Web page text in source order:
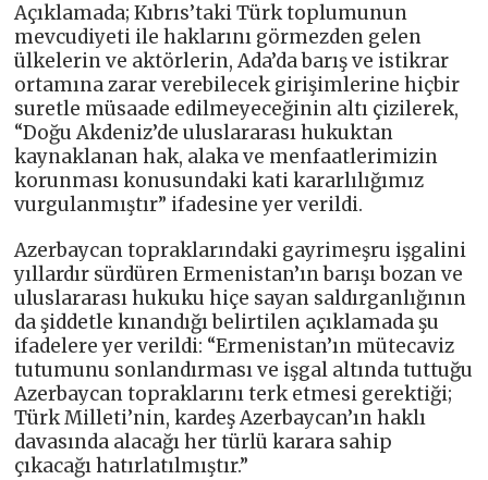
Açıklamada; Kıbrıs’taki Türk toplumunun
mevcudiyeti ile haklarını görmezden gelen
ülkelerin ve aktörlerin, Ada’da barış ve istikrar
ortamına zarar verebilecek girişimlerine hiçbir
suretle müsaade edilmeyeceğinin altı çizilerek,
“Doğu Akdeniz’de uluslararası hukuktan
kaynaklanan hak, alaka ve menfaatlerimizin
korunması konusundaki kati kararlılığımız
vurgulanmıştır” ifadesine yer verildi.
Azerbaycan topraklarındaki gayrimeşru işgalini
yıllardır sürdüren Ermenistan’ın barışı bozan ve
uluslararası hukuku hiçe sayan saldırganlığının
da şiddetle kınandığı belirtilen açıklamada şu
ifadelere yer verildi: “Ermenistan’ın mütecaviz
tutumunu sonlandırması ve işgal altında tuttuğu
Azerbaycan topraklarını terk etmesi gerektiği;
Türk Milleti’nin, kardeş Azerbaycan’ın haklı
davasında alacağı her türlü karara sahip
çıkacağı hatırlatılmıştır.”